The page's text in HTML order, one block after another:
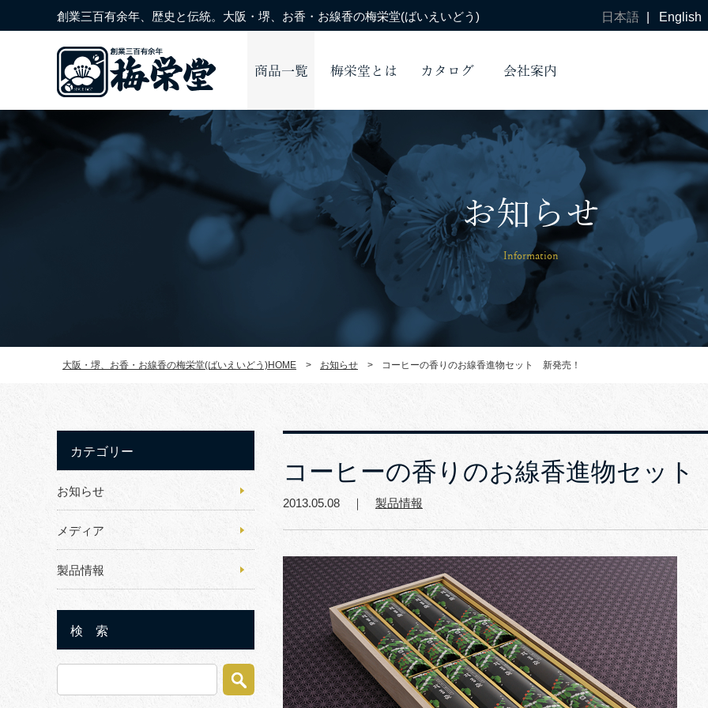
創業三百有余年、歴史と伝統。大阪・堺、お香・お線香の梅栄堂(ばいえいどう) 日本語 English
商品一覧 梅栄堂とは カタログ 会社案内
お知らせ
Information
大阪・堺、お香・お線香の梅栄堂(ばいえいどう)HOME > お知らせ > コーヒーの香りのお線香進物セット 新発売！
コーヒーの香りのお線香進物セッ
2013.05.08 ｜ 製品情報
カテゴリー
お知らせ
メディア
製品情報
検 索